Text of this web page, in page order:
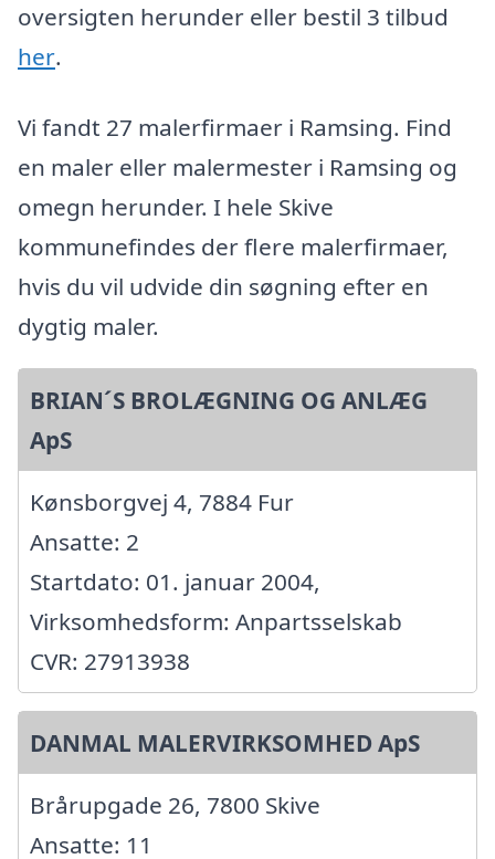
oversigten herunder eller bestil 3 tilbud
her.
Vi fandt 27 malerfirmaer i Ramsing. Find
en maler eller malermester i Ramsing og
omegn herunder. I hele Skive
kommunefindes der flere malerfirmaer,
hvis du vil udvide din søgning efter en
dygtig maler.
BRIAN´S BROLÆGNING OG ANLÆG
ApS
Kønsborgvej 4, 7884 Fur
Ansatte: 2
Startdato: 01. januar 2004,
Virksomhedsform: Anpartsselskab
CVR: 27913938
DANMAL MALERVIRKSOMHED ApS
Brårupgade 26, 7800 Skive
Ansatte: 11